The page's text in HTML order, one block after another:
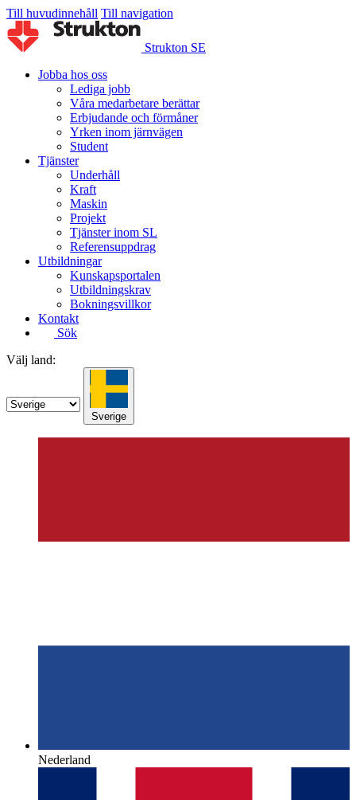
Till huvudinnehåll Till navigation
Strukton SE
Jobba hos oss
Lediga jobb
Våra medarbetare berättar
Erbjudande och förmåner
Yrken inom järnvägen
Student
Tjänster
Underhåll
Kraft
Maskin
Projekt
Tjänster inom SL
Referensuppdrag
Utbildningar
Kunskapsportalen
Utbildningskrav
Bokningsvillkor
Kontakt
Sök
Välj land:
Sverige
Nederland